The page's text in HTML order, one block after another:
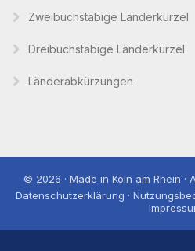
Zweibuchstabige Länderkürzel
Dreibuchstabige Länderkürzel
Länderabkürzungen
© 2026 · Made in Köln am Rhein ·
Datenschutzerklärung ·